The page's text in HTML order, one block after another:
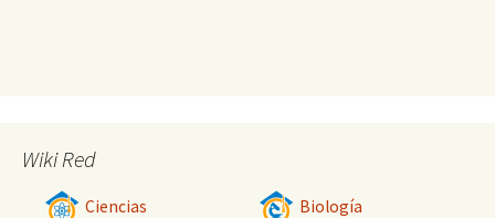
Wiki Red
Ciencias Biología